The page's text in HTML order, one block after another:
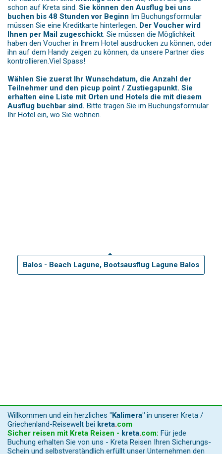
schon auf Kreta sind. Sie können den Ausflug bei uns
buchen bis 48 Stunden vor Beginn Im Buchungsformular
müssen Sie eine Kreditkarte hinterlegen. Der Voucher wird
Ihnen per Mail zugeschickt. Sie müssen die Möglichkeit
haben den Voucher in Ihrem Hotel ausdrucken zu können, oder
ihn auf dem Handy zeigen zu können, da unsere Partner dies
kontrollieren.Viel Spass!
Wählen Sie zuerst Ihr Wunschdatum, die Anzahl der
Teilnehmer und den picup point / Zustiegspunkt. Sie
erhalten eine Liste mit Orten und Hotels die mit diesem
Ausflug buchbar sind. Bitte tragen Sie im Buchungsformular
Ihr Hotel ein, wo Sie wohnen.
Balos - Beach Lagune, Bootsausflug Lagune Balos
Willkommen und ein herzliches "Kalimera" in unserer Kreta /
Griechenland-Reisewelt bei kreta.com
Sicher reisen mit Kreta Reisen - kreta.com: Für jede
Buchung erhalten Sie von uns - Kreta Reisen Ihren Sicherungs-
Schein und selbstverständlich erfüllt unser Unternehmen den